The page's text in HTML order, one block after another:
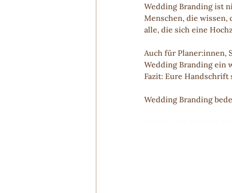
Wedding Branding ist
Menschen, die wissen,
alle, die sich eine
Auch für Planer:innen,
Wedding Branding ein
Fazit: Eure Handschrift
Wedding Branding